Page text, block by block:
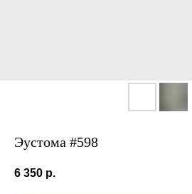
Эустома #598
6 350 р.